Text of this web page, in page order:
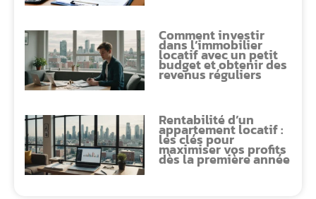
Comment investir
dans l’immobilier
locatif avec un petit
budget et obtenir des
revenus réguliers
Rentabilité d’un
appartement locatif :
les clés pour
maximiser vos profits
dès la première année